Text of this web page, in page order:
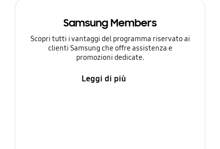
Samsung Members
Scopri tutti i vantaggi del programma riservato ai
clienti Samsung che offre assistenza e
promozioni dedicate.
Leggi di più